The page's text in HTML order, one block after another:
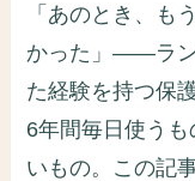
「あのとき、も
かった」——ラン
た経験を持つ保
6年間毎日使う
いもの。この記